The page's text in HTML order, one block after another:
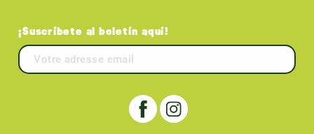
¡Suscríbete al boletín aquí!